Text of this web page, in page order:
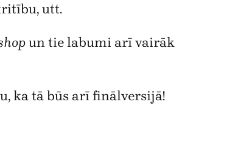
utt.
un tie labumi arī vairāk
ka tā būs arī finālversijā!